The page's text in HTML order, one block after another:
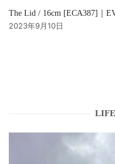
The Lid / 16cm [ECA387]｜
2023年9月10日